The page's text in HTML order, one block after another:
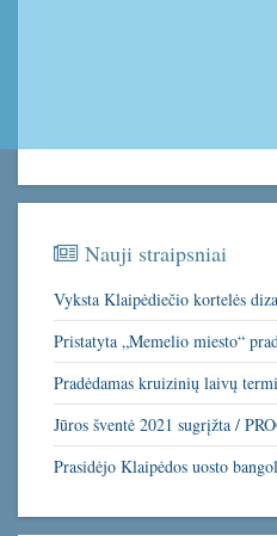
Nauji straipsniai
Vyksta Klaipėdiečio kortelės
Pristatyta „Memelio miesto“
Pradėdamas kruizinių laivų
Jūros šventė 2021 sugrįžta /
Prasidėjo Klaipėdos uosto